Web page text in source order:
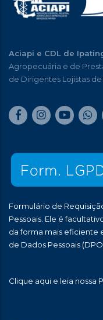
Aciapi e CDL de
Agropecuária e de
de Dirigentes Lojistas
Formulário de
Pessoais. Ele é
da forma mais eficiente
de Dados Pessoais
Clique aqui e leia nossa